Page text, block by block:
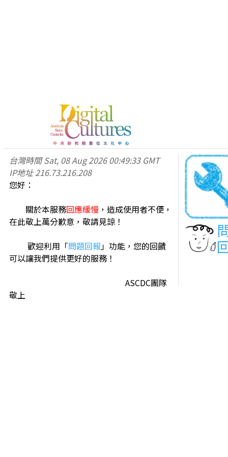
台灣時間Sat, 08 Aug 2026 00:49:33 GMT
IP地址216.73.216.208
您好：
關於本服務回應緩慢 ，造成使用者不便，
在此敬上萬分歉意，敬請見諒！
歡迎利用「問題回報」功能，您的回饋
可以讓我們提供更好的服務！
ASCDC團隊
敬上